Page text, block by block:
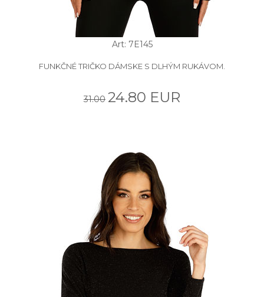
Art: 7E145
FUNKČNÉ TRIČKO DÁMSKE S DLHÝM RUKÁVOM.
31.00 24.80 EUR